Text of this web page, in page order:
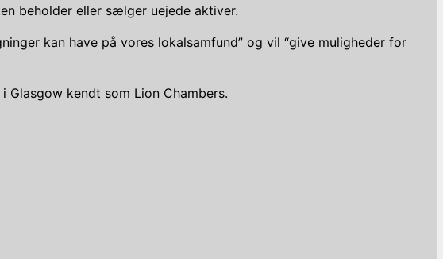
beholder eller sælger uejede aktiver.
kan have på vores lokalsamfund” og vil “give muligheder for
kendt som Lion Chambers.